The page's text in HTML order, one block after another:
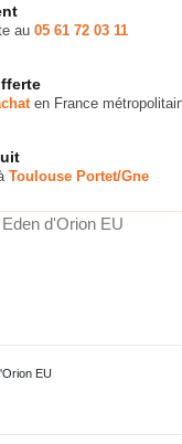
au 05 61 72 03 11
en France
Toulouse Portet/Gne
d'Orion EU
EU